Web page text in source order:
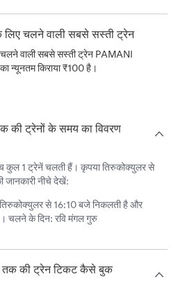
लिए चलने वाली सबसे सस्ती ट्रेन
वाली सबसे सस्ती ट्रेन PAMANI
न्यूनतम किराया ₹100 है।
की ट्रेनों के समय का विवरण
कुल 1 ट्रेनें चलती हैं। कृपया तिरुकोक्युलर से
जानकारी नीचे देखें:
से 16:10 बजे निकलती है और
चलने के दिन: रवि मंगल गुरु
तक की ट्रेन टिकट कैसे बुक